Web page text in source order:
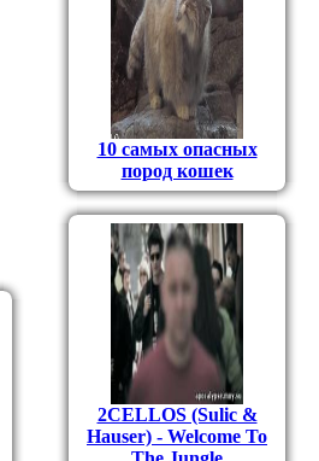
10 самых опасных
пород кошек
2CELLOS (Sulic &
Hauser) - Welcome To